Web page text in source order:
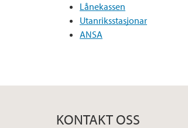
Lånekassen
Utanriksstasjonar
ANSA
KONTAKT OSS